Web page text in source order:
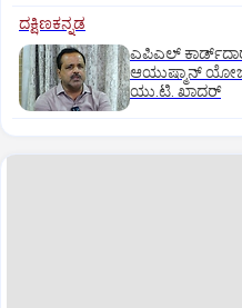
ದಕ್ಷಿಣಕನ್ನಡ
ಎಪಿಎಲ್‌
ಆಯುಷ್ಮಾನ್‌
ಯು.ಟಿ. ಖಾದರ್